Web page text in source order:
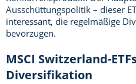
Ausschüttungspolitik – dieser
interessant, die regelmäßige
bevorzugen.
MSCI Switzerland-
Diversifikation